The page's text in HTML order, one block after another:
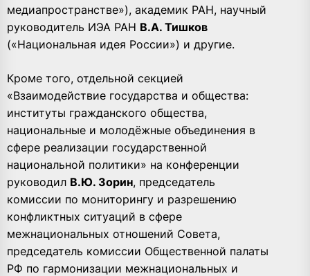
медиапространстве»), академик РАН, научный
руководитель ИЭА РАН В.А. Тишков
(«Национальная идея России») и другие.
Кроме того, отдельной секцией
«Взаимодействие государства и общества:
институты гражданского общества,
национальные и молодёжные объединения в
сфере реализации государственной
национальной политики» на конференции
руководил В.Ю. Зорин, председатель
комиссии по мониторингу и разрешению
конфликтных ситуаций в сфере
межнациональных отношений Совета,
председатель комиссии Общественной палаты
РФ по гармонизации межнациональных и